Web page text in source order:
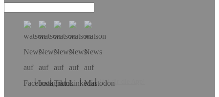
Hol dir die App!